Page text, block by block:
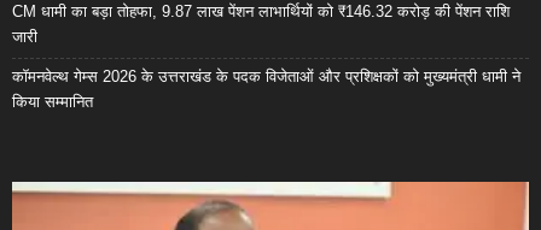
CM धामी का बड़ा तोहफा, 9.87 लाख पेंशन लाभार्थियों को ₹146.32 करोड़ की पेंशन राशि
जारी
कॉमनवेल्थ गेम्स 2026 के उत्तराखंड के पदक विजेताओं और प्रशिक्षकों को मुख्यमंत्री धामी ने
किया सम्मानित